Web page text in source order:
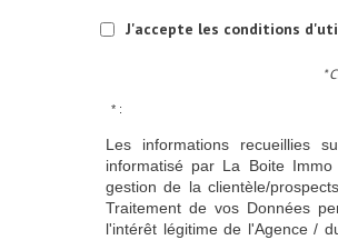
J'accepte les conditions
*
* :
Les informations recueillies
informatisé par La Boite
gestion de la clientèle/
Traitement de vos Données
l'intérêt légitime de l'Agence /